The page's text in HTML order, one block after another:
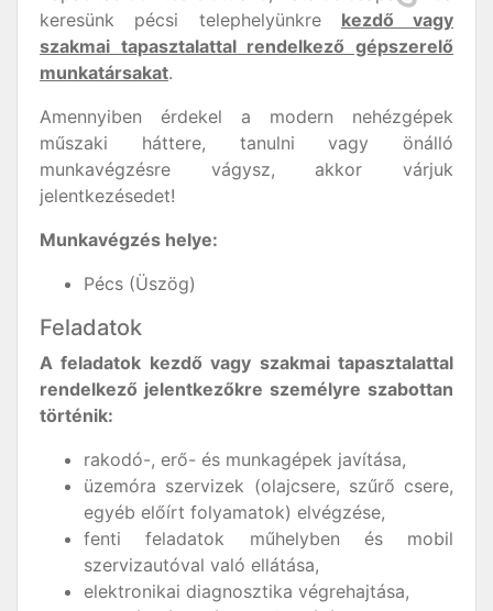
keresünk pécsi telephelyünkre kezdő vagy
szakmai tapasztalattal rendelkező gépszerelő
munkatársakat.
Amennyiben érdekel a modern nehézgépek
műszaki háttere, tanulni vagy önálló
munkavégzésre vágysz, akkor várjuk
jelentkezésedet!
Munkavégzés helye:
Pécs (Üszög)
Feladatok
A feladatok kezdő vagy szakmai tapasztalattal
rendelkező jelentkezőkre személyre szabottan
történik:
rakodó-, erő- és munkagépek javítása,
üzemóra szervizek (olajcsere, szűrő csere,
egyéb előírt folyamatok) elvégzése,
fenti feladatok műhelyben és mobil
szervizautóval való ellátása,
elektronikai diagnosztika végrehajtása,